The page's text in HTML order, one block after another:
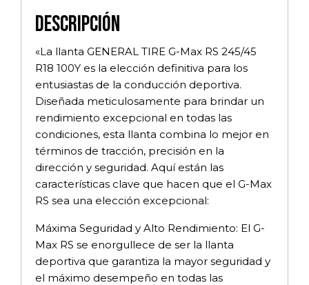
Descripción
«La llanta GENERAL TIRE G-Max RS 245/45
R18 100Y es la elección definitiva para los
entusiastas de la conducción deportiva.
Diseñada meticulosamente para brindar un
rendimiento excepcional en todas las
condiciones, esta llanta combina lo mejor en
términos de tracción, precisión en la
dirección y seguridad. Aquí están las
características clave que hacen que el G-Max
RS sea una elección excepcional:
Máxima Seguridad y Alto Rendimiento: El G-
Max RS se enorgullece de ser la llanta
deportiva que garantiza la mayor seguridad y
el máximo desempeño en todas las